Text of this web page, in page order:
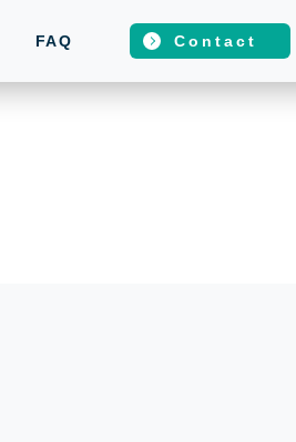
FAQ Contact